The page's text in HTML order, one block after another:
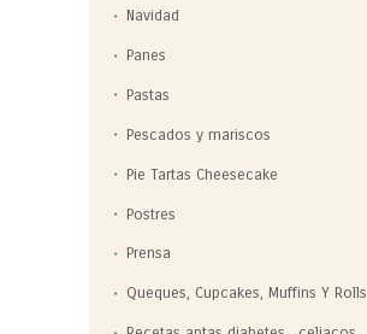
Navidad
Panes
Pastas
Pescados y mariscos
Pie Tartas Cheesecake
Postres
Prensa
Queques, Cupcakes, Muffins Y Rolls